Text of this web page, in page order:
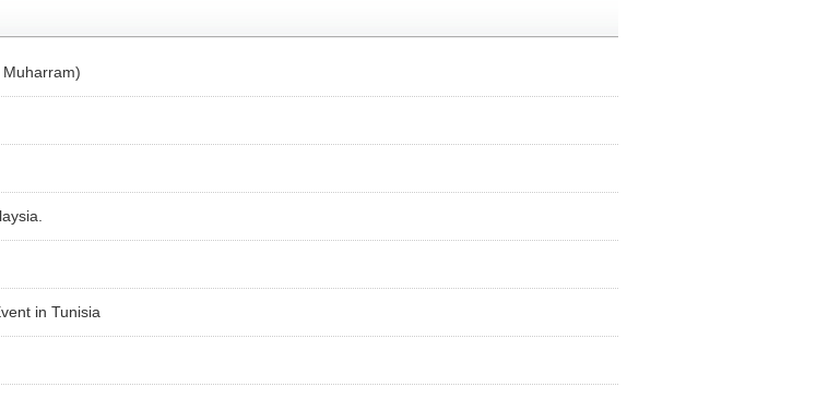
Muharram)
in Tunisia